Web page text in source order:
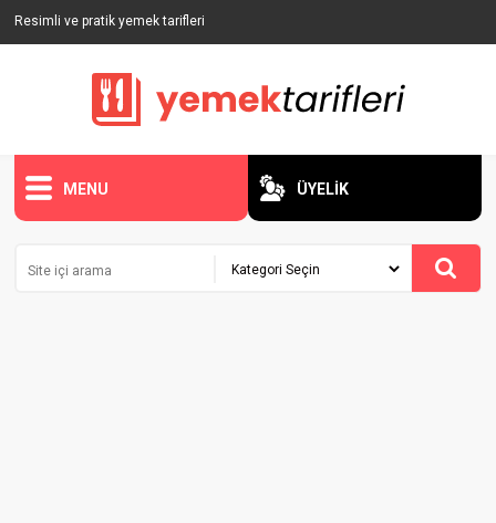
Resimli ve pratik yemek tarifleri
MENU ÜYELİK